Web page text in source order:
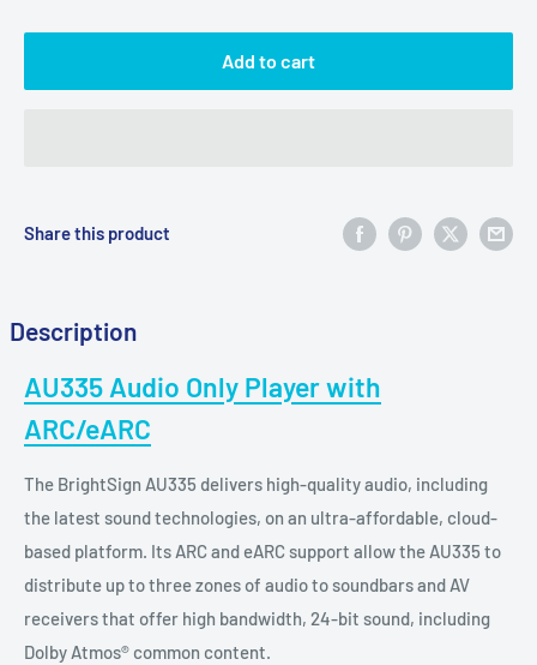
Add to cart
Share this product
Description
AU335 Audio Only Player with
ARC/eARC
The BrightSign AU335 delivers high-quality audio, including
the latest sound technologies, on an ultra-affordable, cloud-
based platform. Its ARC and eARC support allow the AU335 to
distribute up to three zones of audio to soundbars and AV
receivers that offer high bandwidth, 24-bit sound, including
Dolby Atmos® common content.